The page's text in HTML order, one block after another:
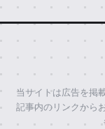
当サイトは広告を掲
記事内のリンクから